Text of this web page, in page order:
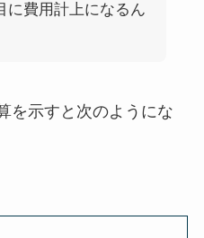
に費用計上になるん
を示すと次のようにな